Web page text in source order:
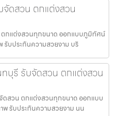
ดสวน ตกแต่งสวน
กแต่งสวนทุกขนาด ออกแบบภูมิทัศน์
รับประกันความสวยงาม บริ
บุรี รับจัดสวน ตกแต่งสวน
สวน ตกแต่งสวนทุกขนาด ออกแบบ
รับประกันความสวยงาม นน